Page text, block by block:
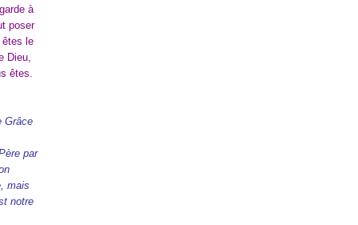
à
poser
êtes le
Dieu,
êtes.
Grâce
par
mais
notre